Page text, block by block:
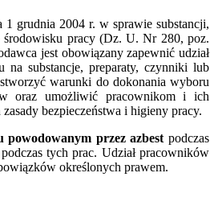
grudnia 2004 r. w sprawie substancji,
środowisku pracy (Dz. U. Nr 280, poz.
jest obowiązany zapewnić udział
na substancje, preparaty, czynniki lub
warunki do dokonania wyboru
oraz umożliwić pracownikom i ich
bezpieczeństwa i higieny pracy.
przez azbestpodczas
tych prac. Udział pracowników
określonych prawem.